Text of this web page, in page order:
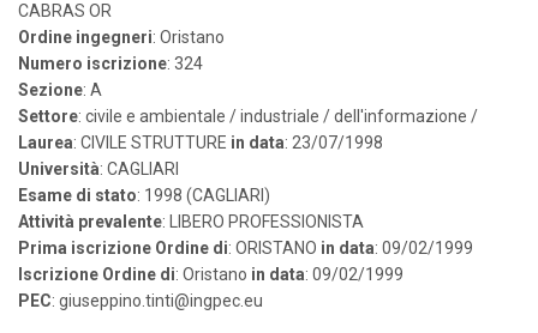
CABRAS OR
Ordine ingegneri: Oristano
Numero iscrizione: 324
Sezione: A
Settore: civile e ambientale / industriale / dell'informazione /
Laurea: CIVILE STRUTTURE in data: 23/07/1998
Università: CAGLIARI
Esame di stato: 1998 (CAGLIARI)
Attività prevalente: LIBERO PROFESSIONISTA
Prima iscrizione Ordine di: ORISTANO in data: 09/02/1999
Iscrizione Ordine di: Oristano in data: 09/02/1999
PEC: giuseppino.tinti@ingpec.eu